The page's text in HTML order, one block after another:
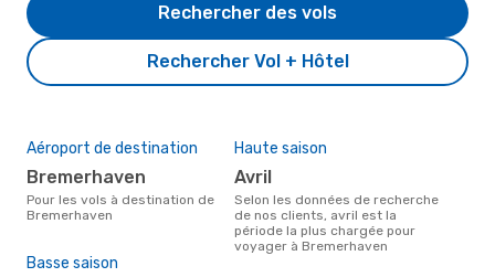
Rechercher Vol + Hôtel
Rechercher des vols
Aéroport de destination
Bremerhaven
Pour les vols à destination de
Bremerhaven
Haute saison
avril
Selon les données de recherche
de nos clients, avril est la
période la plus chargée pour
voyager à Bremerhaven
Basse saison